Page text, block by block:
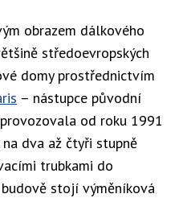
obrazem dálkového
středoevropských
domy prostřednictvím
– nástupce původní
od roku 1991
dva až čtyři stupně
trubkami do
budově stojí výměníková